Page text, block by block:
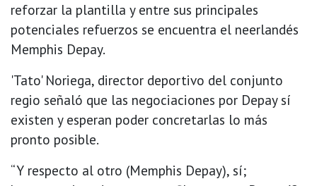
reforzar la plantilla y entre sus principales
potenciales refuerzos se encuentra el neerlandés
Memphis Depay.
'Tato' Noriega, director deportivo del conjunto
regio señaló que las negociaciones por Depay sí
existen y esperan poder concretarlas lo más
pronto posible.
“Y respecto al otro (Memphis Depay), sí;